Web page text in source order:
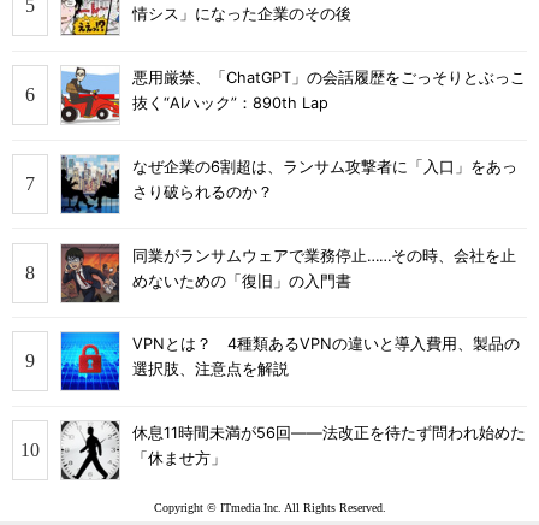
情シス」になった企業のその後
悪用厳禁、「ChatGPT」の会話履歴をごっそりとぶっこ
抜く“AIハック”：890th Lap
なぜ企業の6割超は、ランサム攻撃者に「入口」をあっ
さり破られるのか？
同業がランサムウェアで業務停止……その時、会社を止
めないための「復旧」の入門書
VPNとは？ 4種類あるVPNの違いと導入費用、製品の
選択肢、注意点を解説
休息11時間未満が56回――法改正を待たず問われ始めた
「休ませ方」
Copyright © ITmedia Inc. All Rights Reserved.